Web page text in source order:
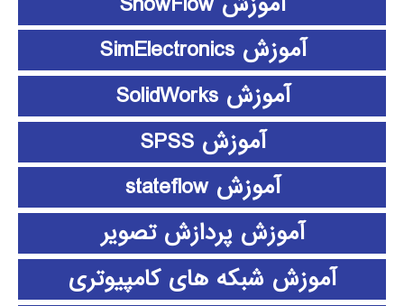
آموزش SimElectronics
آموزش SolidWorks
آموزش SPSS
آموزش stateflow
آموزش پردازش تصویر
آموزش شبکه های کامپیوتری